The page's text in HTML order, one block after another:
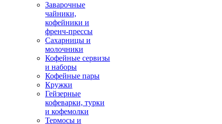
Заварочные
чайники,
кофейники и
френч-прессы
Сахарницы и
молочники
Кофейные сервизы
и наборы
Кофейные пары
Кружки
Гейзерные
кофеварки, турки
и кофемолки
Термосы и